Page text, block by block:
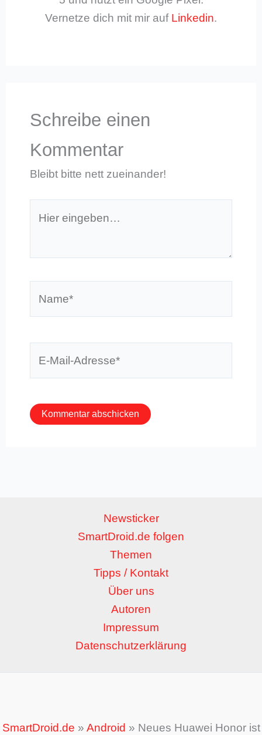
Vernetze dich mit mir auf Linkedin.
Schreibe einen
Kommentar
Bleibt bitte nett zueinander!
eingeben…
Newsticker
SmartDroid.de folgen
Themen
Tipps / Kontakt
Über uns
Autoren
Impressum
Datenschutzerklärung
SmartDroid.de » Android » Neues Huawei Honor ist